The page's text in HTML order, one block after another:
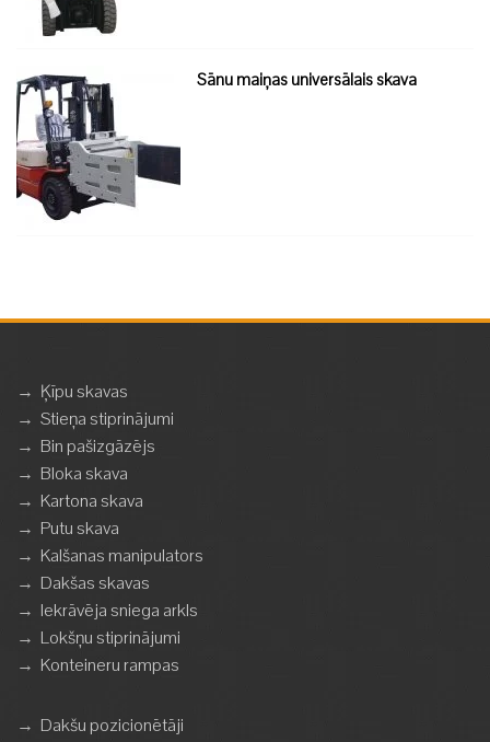
Sānu maiņas universālais skava
→ Ķīpu skavas
→ Stieņa stiprinājumi
→ Bin pašizgāzējs
→ Bloka skava
→ Kartona skava
→ Putu skava
→ Kalšanas manipulators
→ Dakšas skavas
→ Iekrāvēja sniega arkls
→ Lokšņu stiprinājumi
→ Konteineru rampas
→ Dakšu pozicionētāji